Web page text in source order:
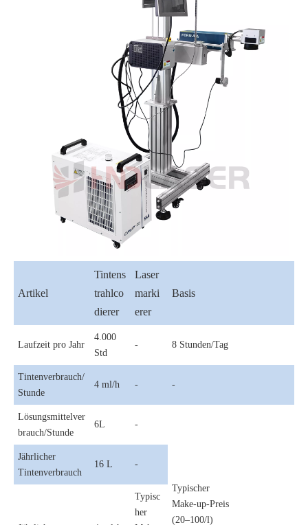
Artikel
Tintens
trahlco
dierer
Laser
marki
erer
Basis
Laufzeit pro Jahr
4.000
Std
- 8 Stunden/Tag
Tintenverbrauch/
Stunde
4 ml/h - -
Lösungsmittelver
brauch/Stunde
6L -
Typischer
Make-up-Preis
(20–100/l)
Jährlicher
Tintenverbrauch
16 L -
Typisc
her